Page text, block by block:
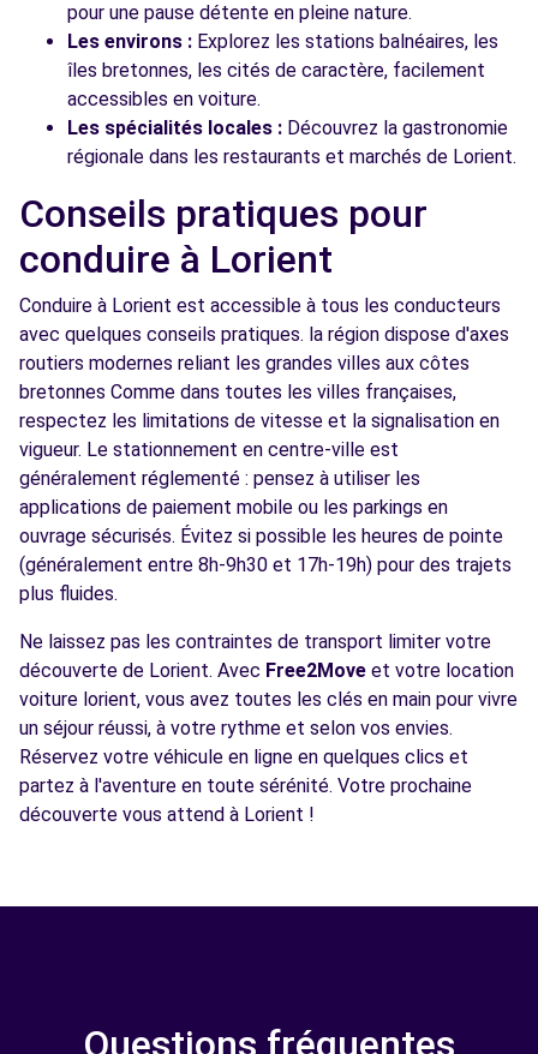
pour une pause détente en pleine nature.
Les environs : Explorez les stations balnéaires, les
îles bretonnes, les cités de caractère, facilement
accessibles en voiture.
Les spécialités locales : Découvrez la gastronomie
régionale dans les restaurants et marchés de Lorient.
Conseils pratiques pour
conduire à Lorient
Conduire à Lorient est accessible à tous les conducteurs
avec quelques conseils pratiques. la région dispose d'axes
routiers modernes reliant les grandes villes aux côtes
bretonnes Comme dans toutes les villes françaises,
respectez les limitations de vitesse et la signalisation en
vigueur. Le stationnement en centre-ville est
généralement réglementé : pensez à utiliser les
applications de paiement mobile ou les parkings en
ouvrage sécurisés. Évitez si possible les heures de pointe
(généralement entre 8h-9h30 et 17h-19h) pour des trajets
plus fluides.
Ne laissez pas les contraintes de transport limiter votre
découverte de Lorient. Avec Free2Move et votre location
voiture lorient, vous avez toutes les clés en main pour vivre
un séjour réussi, à votre rythme et selon vos envies.
Réservez votre véhicule en ligne en quelques clics et
partez à l'aventure en toute sérénité. Votre prochaine
découverte vous attend à Lorient !
Questions fréquentes